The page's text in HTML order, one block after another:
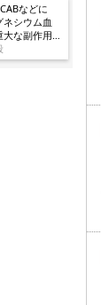
などに
ネシウム血
な副作用追